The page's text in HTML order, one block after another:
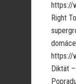
https://
Right
https://
Diktät